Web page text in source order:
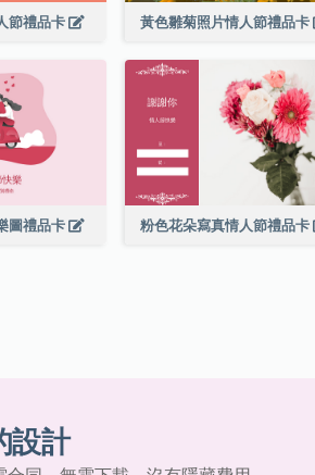
節禮品卡 黃色雛菊照片情人節禮品卡
圖禮品卡 粉色花朵寫真情人節禮品卡
設計